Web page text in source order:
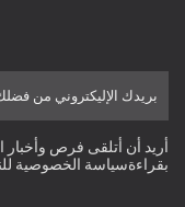
أريد أن أتلقى فرص وأخبار
بقراءةسياسة الخصوصية